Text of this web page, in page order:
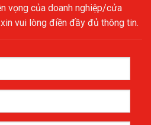
vọng của doanh nghiệp/cửa
vui lòng điền đầy đủ thông tin.